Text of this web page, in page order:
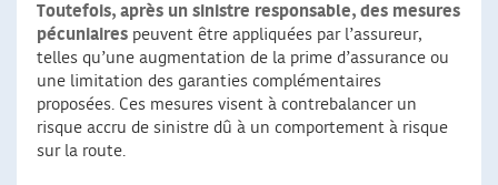
Toutefois, après un sinistre responsable, des mesures
pécuniaires peuvent être appliquées par l’assureur,
telles qu’une augmentation de la prime d’assurance ou
une limitation des garanties complémentaires
proposées. Ces mesures visent à contrebalancer un
risque accru de sinistre dû à un comportement à risque
sur la route.